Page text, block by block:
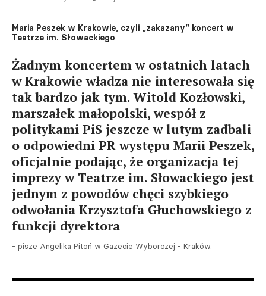
Maria Peszek w Krakowie, czyli „zakazany” koncert w
Teatrze im. Słowackiego
Żadnym koncertem w ostatnich latach
w Krakowie władza nie interesowała się
tak bardzo jak tym. Witold Kozłowski,
marszałek małopolski, wespół z
politykami PiS jeszcze w lutym zadbali
o odpowiedni PR występu Marii Peszek,
oficjalnie podając, że organizacja tej
imprezy w Teatrze im. Słowackiego jest
jednym z powodów chęci szybkiego
odwołania Krzysztofa Głuchowskiego z
funkcji dyrektora
- pisze Angelika Pitoń w Gazecie Wyborczej - Kraków.